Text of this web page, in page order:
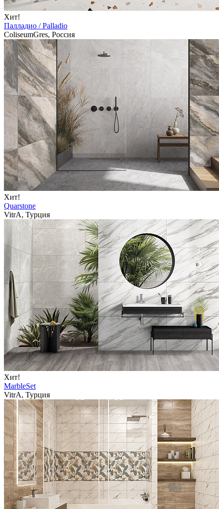
Хит!
Палладио / Palladio
ColiseumGres, Россия
Хит!
Quarstone
VitrA, Турция
Хит!
MarbleSet
VitrA, Турция